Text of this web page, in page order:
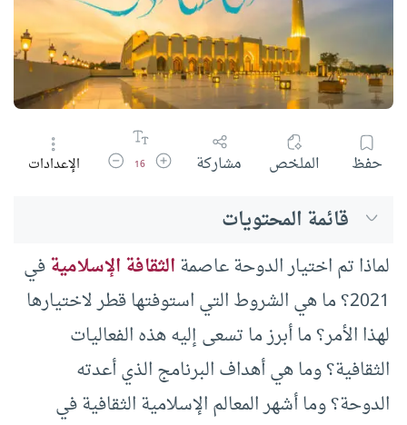
حفظ الملخص مشاركة زيادة حجم الخط
16 تقليل حجم الخط
الإعدادات
قائمة المحتويات
لماذا تم اختيار الدوحة عاصمةالثقافة الإسلاميةفي
2021؟ ما هي الشروط التي استوفتها قطر لاختيارها
لهذا الأمر؟ ما أبرز ما تسعى إليه هذه الفعاليات
الثقافية؟ وما هي أهداف البرنامج الذي أعدته
الدوحة؟ وما أشهر المعالم الإسلامية الثقافية في